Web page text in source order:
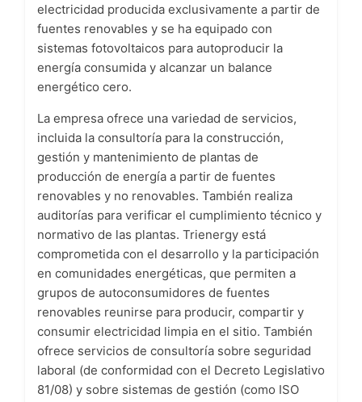
electricidad producida exclusivamente a partir de
fuentes renovables y se ha equipado con
sistemas fotovoltaicos para autoproducir la
energía consumida y alcanzar un balance
energético cero.
La empresa ofrece una variedad de servicios,
incluida la consultoría para la construcción,
gestión y mantenimiento de plantas de
producción de energía a partir de fuentes
renovables y no renovables. También realiza
auditorías para verificar el cumplimiento técnico y
normativo de las plantas. Trienergy está
comprometida con el desarrollo y la participación
en comunidades energéticas, que permiten a
grupos de autoconsumidores de fuentes
renovables reunirse para producir, compartir y
consumir electricidad limpia en el sitio. También
ofrece servicios de consultoría sobre seguridad
laboral (de conformidad con el Decreto Legislativo
81/08) y sobre sistemas de gestión (como ISO